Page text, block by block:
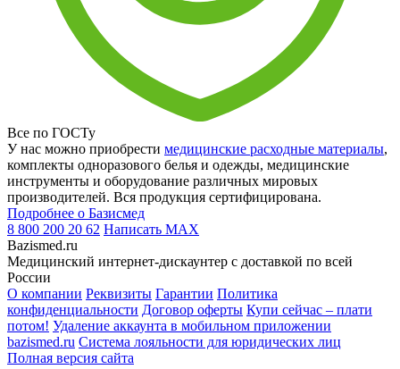
Все по ГОСТу
У нас можно приобрести медицинские расходные материалы,
комплекты одноразового белья и одежды, медицинские
инструменты и оборудование различных мировых
производителей. Вся продукция сертифицирована.
Подробнее о Базисмед
8 800 200 20 62 Написать MAX
Bazismed.ru
Медицинский интернет-дискаунтер с доставкой по всей
России
О компании Реквизиты Гарантии Политика
конфиденциальности Договор оферты Купи сейчас – плати
потом! Удаление аккаунта в мобильном приложении
bazismed.ru Система лояльности для юридических лиц
Полная версия сайта